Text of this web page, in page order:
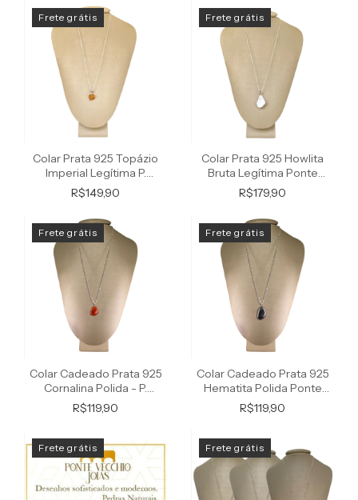
Frete grátis
Colar Prata 925 Topázio
Imperial Legítima P.
Vecchio Joias
R$149,90
Frete grátis
Colar Prata 925 Howlita
Bruta Legítima Ponte
Vecchio Joias
R$179,90
Frete grátis
Colar Cadeado Prata 925
Cornalina Polida - P.
Vecchio Joias
R$119,90
Frete grátis
Colar Cadeado Prata 925
Hematita Polida Ponte
Vecchio Joias
R$119,90
Frete grátis Frete grátis